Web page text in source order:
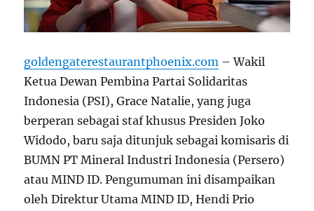
goldengaterestaurantphoenix.com – Wakil
Ketua Dewan Pembina Partai Solidaritas
Indonesia (PSI), Grace Natalie, yang juga
berperan sebagai staf khusus Presiden Joko
Widodo, baru saja ditunjuk sebagai komisaris di
BUMN PT Mineral Industri Indonesia (Persero)
atau MIND ID. Pengumuman ini disampaikan
oleh Direktur Utama MIND ID, Hendi Prio